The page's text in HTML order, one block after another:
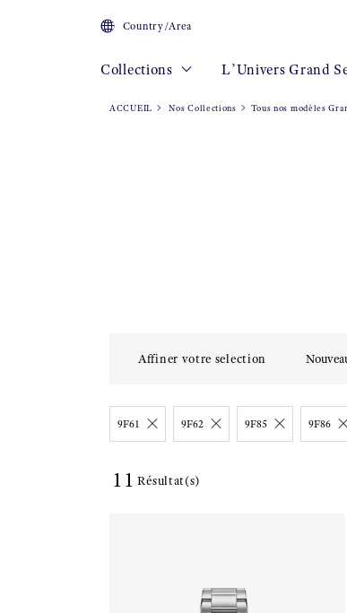
Country/Area
Collections L’Univers Grand
ACCUEIL Nos Collections Tous nos modèles
Affiner votre selection
9F61 9F62 9F85 9F86
11 Résultat(s)